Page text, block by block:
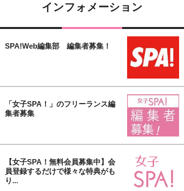
インフォメーション
SPA!Web編集部 編集者募集！
「女子SPA！」のフリーランス編
集者募集
【女子SPA！無料会員募集中】会
員登録するだけで様々な特典がも
り...